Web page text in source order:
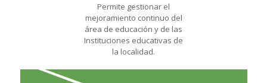
Permite gestionar el
mejoramiento continuo del
área de educación y de las
Instituciones educativas de
la localidad.